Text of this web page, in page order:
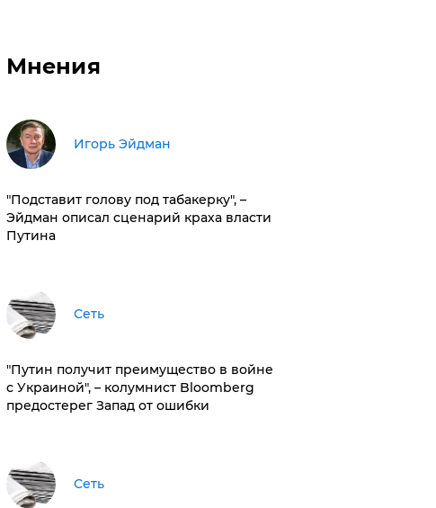
Мнения
Игорь Эйдман
​"Подставит голову под табакерку", –
Эйдман описал сценарий краха власти
Путина
Сеть
"Путин получит преимущество в войне
с Украиной", – колумнист Bloomberg
предостерег Запад от ошибки
Сеть